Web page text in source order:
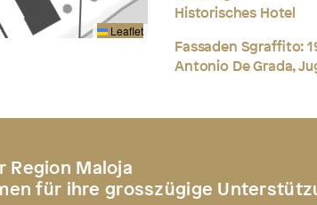
Historisches Hotel
Fassaden Sgraffito:
Antonio De Grada,
Leaflet
Region Maloja
für ihre grosszügige